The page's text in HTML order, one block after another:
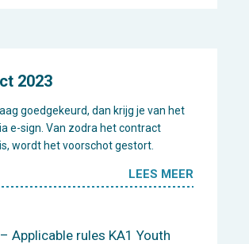
2023
goedgekeurd, dan krijg je van het
e-sign. Van zodra het contract
wordt het voorschot gestort.
LEES MEER
Applicable rules KA1 Youth